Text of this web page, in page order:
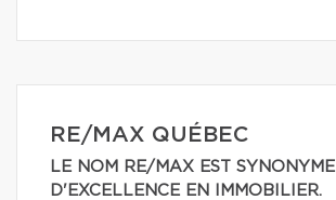
RE/MAX QUÉBEC
LE NOM RE/MAX EST SYNONYME
D'EXCELLENCE EN IMMOBILIER.